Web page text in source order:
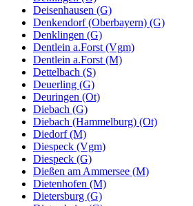
Deisenhausen (G)
Denkendorf (Oberbayern) (G)
Denklingen (G)
Dentlein a.Forst (Vgm)
Dentlein a.Forst (M)
Dettelbach (S)
Deuerling (G)
Deuringen (Ot)
Diebach (G)
Diebach (Hammelburg) (Ot)
Diedorf (M)
Diespeck (Vgm)
Diespeck (G)
Dießen am Ammersee (M)
Dietenhofen (M)
Dietersburg (G)